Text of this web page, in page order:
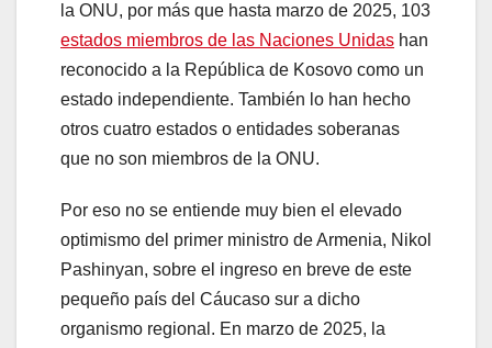
la ONU, por más que hasta marzo de 2025, 103
estados miembros de las Naciones Unidas han
reconocido a la República de Kosovo como un
estado independiente. También lo han hecho
otros cuatro estados o entidades soberanas
que no son miembros de la ONU.
Por eso no se entiende muy bien el elevado
optimismo del primer ministro de Armenia, Nikol
Pashinyan, sobre el ingreso en breve de este
pequeño país del Cáucaso sur a dicho
organismo regional. En marzo de 2025, la